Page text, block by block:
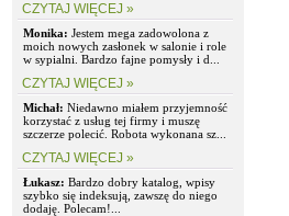
CZYTAJ WIĘCEJ »
Monika: Jestem mega zadowolona z
moich nowych zasłonek w salonie i role
w sypialni. Bardzo fajne pomysły i d...
CZYTAJ WIĘCEJ »
Michał: Niedawno miałem przyjemność
korzystać z usług tej firmy i muszę
szczerze polecić. Robota wykonana sz...
CZYTAJ WIĘCEJ »
Łukasz: Bardzo dobry katalog, wpisy
szybko się indeksują, zawszę do niego
dodaję. Polecam!...